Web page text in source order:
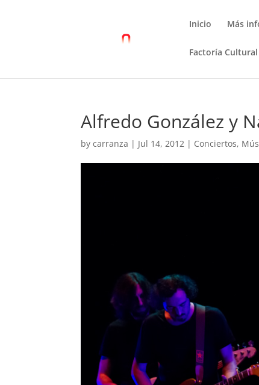
Inicio Más
Factoría Cultural
Alfredo González y
bycarranza | Jul 14, 2012 | Conciertos,